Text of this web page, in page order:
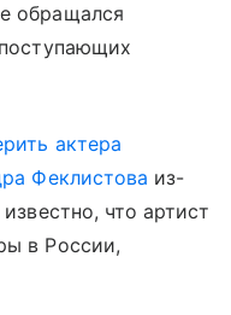
обращался
актера
Феклистова из-
что артист
в России,